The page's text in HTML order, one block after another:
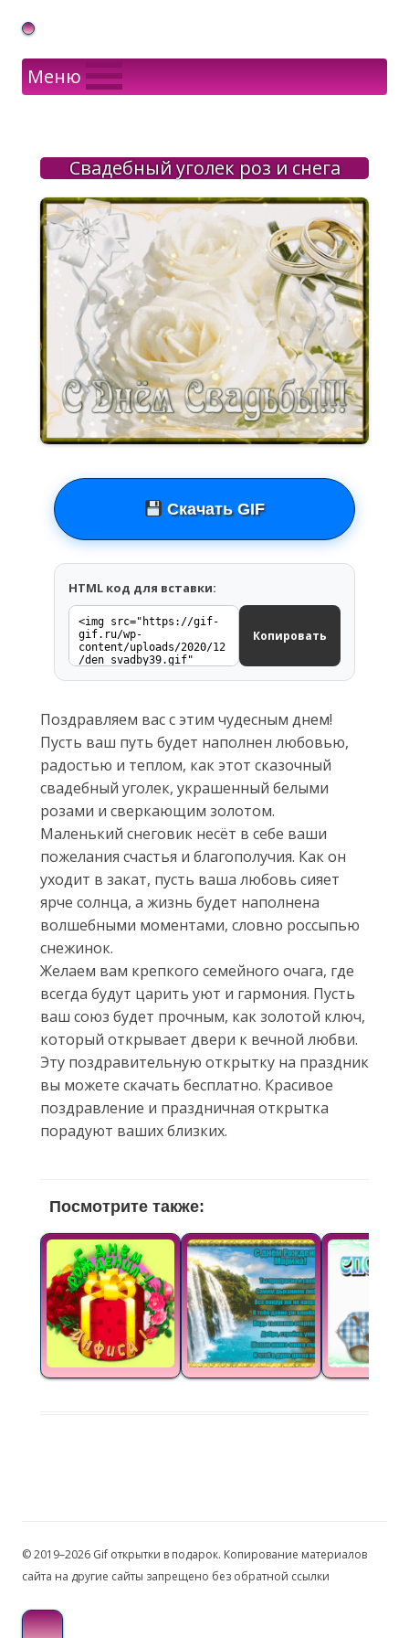
Gif Открытки в подарок
Меню
Свадебный уголек роз и снега
Скачать GIF
HTML код для вставки:
Копировать
Поздравляем вас с этим чудесным днем!
Пусть ваш путь будет наполнен любовью,
радостью и теплом, как этот сказочный
свадебный уголек, украшенный белыми
розами и сверкающим золотом.
Маленький снеговик несёт в себе ваши
пожелания счастья и благополучия. Как он
уходит в закат, пусть ваша любовь сияет
ярче солнца, а жизнь будет наполнена
волшебными моментами, словно россыпью
снежинок.
Желаем вам крепкого семейного очага, где
всегда будут царить уют и гармония. Пусть
ваш союз будет прочным, как золотой ключ,
который открывает двери к вечной любви.
Эту поздравительную открытку на праздник
вы можете скачать бесплатно. Красивое
поздравление и праздничная открытка
порадуют ваших близких.
Посмотрите также:
© 2019–2026 Gif открытки в подарок. Копирование материалов
сайта на другие сайты запрещено без обратной ссылки